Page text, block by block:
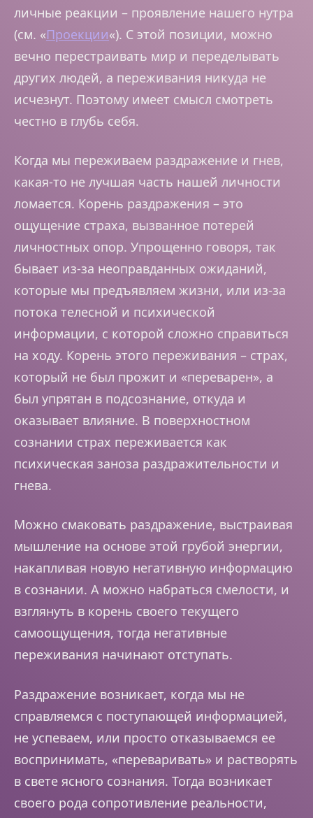
личные реакции – проявление нашего нутра
(см. «Проекции«). С этой позиции, можно
вечно перестраивать мир и переделывать
других людей, а переживания никуда не
исчезнут. Поэтому имеет смысл смотреть
честно в глубь себя.
Когда мы переживаем раздражение и гнев,
какая-то не лучшая часть нашей личности
ломается. Корень раздражения – это
ощущение страха, вызванное потерей
личностных опор. Упрощенно говоря, так
бывает из-за неоправданных ожиданий,
которые мы предъявляем жизни, или из-за
потока телесной и психической
информации, с которой сложно справиться
на ходу. Корень этого переживания – страх,
который не был прожит и «переварен», а
был упрятан в подсознание, откуда и
оказывает влияние. В поверхностном
сознании страх переживается как
психическая заноза раздражительности и
гнева.
Можно смаковать раздражение, выстраивая
мышление на основе этой грубой энергии,
накапливая новую негативную информацию
в сознании. А можно набраться смелости, и
взглянуть в корень своего текущего
самоощущения, тогда негативные
переживания начинают отступать.
Раздражение возникает, когда мы не
справляемся с поступающей информацией,
не успеваем, или просто отказываемся ее
воспринимать, «переваривать» и растворять
в свете ясного сознания. Тогда возникает
своего рода сопротивление реальности,